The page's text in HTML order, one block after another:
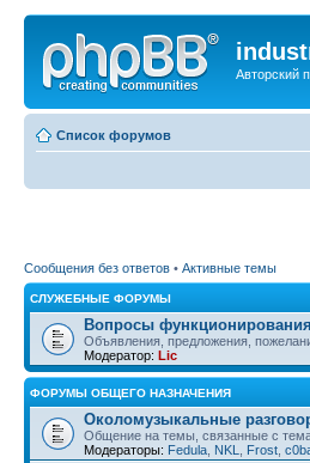
Авторский
Список форумов
Сообщения без ответов • Активные темы
СЛУЖЕБНЫЕ ФОРУМЫ
Вопросы
Объявления, предложения,
Модератор: Lic
ФОРУМЫ ОБЩЕГО НАЗНАЧЕНИЯ
Околомузыкальные
Общение на темы, связанные с
Модераторы: Fedula NKL Frost